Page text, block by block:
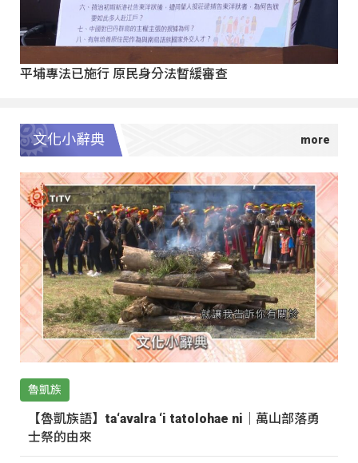
平埔專法已施行 原民身分法暫緩審查
文化小辭典
魯凱族
【魯凱族語】ta‘avalra ‘i tatolohae ni｜萬山部落勇
士祭的由來